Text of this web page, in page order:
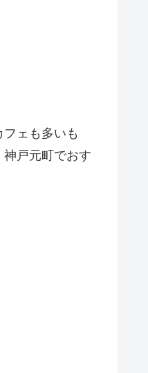
ェも多いも
戸元町でおす